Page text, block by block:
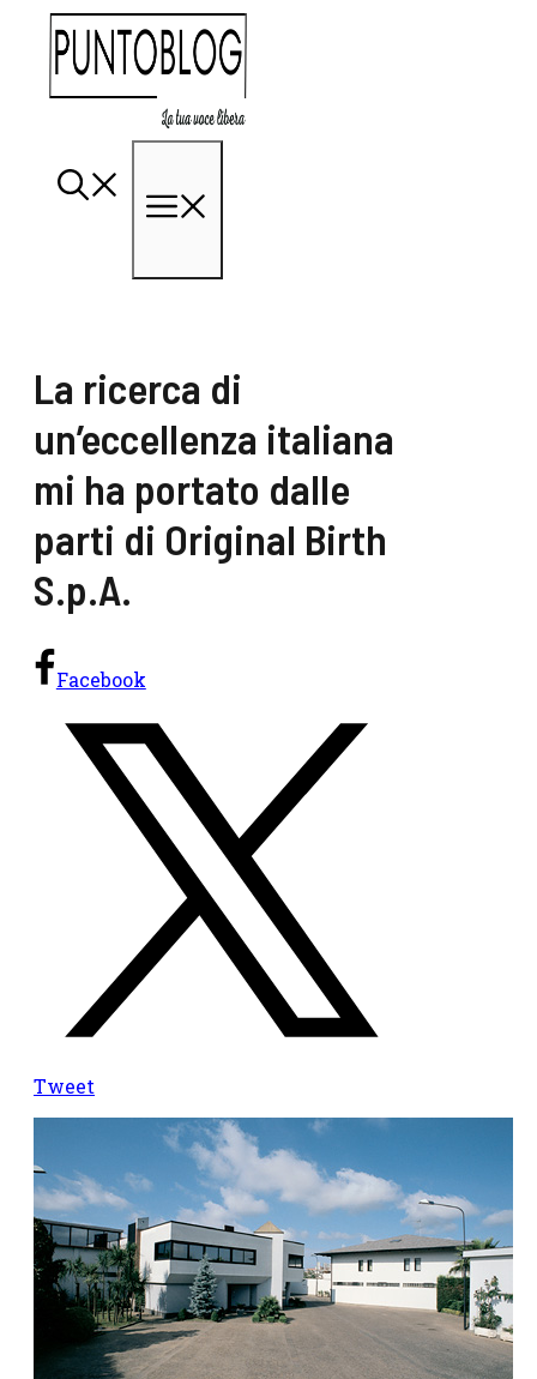
contenuto
La ricerca di
un’eccellenza italiana
mi ha portato dalle
parti di Original Birth
S.p.A.
Facebook
Tweet